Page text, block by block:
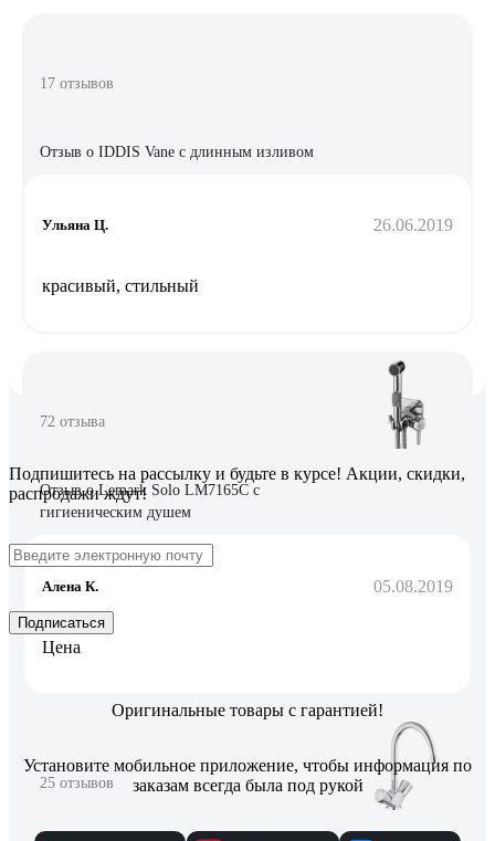
17 отзывов
Отзыв о IDDIS Vane с длинным изливом
Ульяна Ц. 26.06.2019
красивый, стильный
72 отзыва
Отзыв о Lemark Solo LM7165C с
гигиеническим душем
Алена К. 05.08.2019
Цена
25 отзывов
Подпишитесь на рассылку и будьте в курсе! Акции, скидки,
распродажи ждут!
Подписаться
Оригинальные товары с гарантией!
Установите мобильное приложение, чтобы информация по
заказам всегда была под рукой